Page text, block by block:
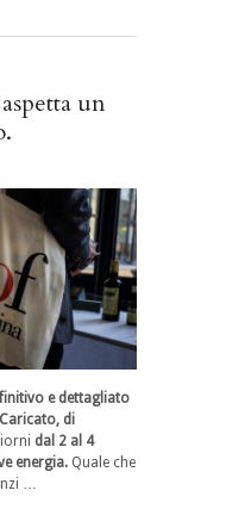
un
e dettagliato
di
dal 2 al 4
energia. Quale che
…